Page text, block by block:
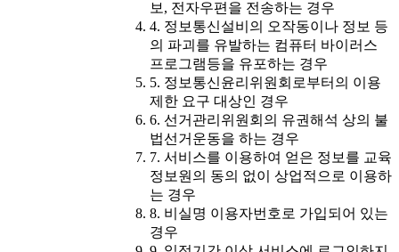
보, 전자우편을 전송하는 경우
4. 정보통신설비의 오작동이나 정보 등
의 파괴를 유발하는 컴퓨터 바이러스
프로그램등을 유포하는 경우
5. 정보통신윤리위원회로부터의 이용
제한 요구 대상인 경우
6. 선거관리위원회의 유권해석 상의 불
법선거운동을 하는 경우
7. 서비스를 이용하여 얻은 정보를 교육
정보원의 동의 없이 상업적으로 이용하
는 경우
8. 비실명 이용자번호로 가입되어 있는
경우